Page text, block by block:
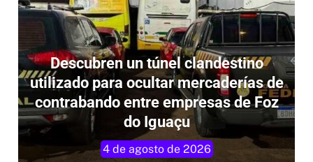
Descubren un túnel clandestino
utilizado para ocultar mercaderías de
contrabando entre empresas de Foz
do Iguaçu
4 de agosto de 2026